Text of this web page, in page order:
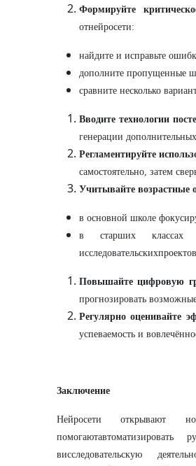
Формируйте
отнейросети:
найдите и исправьте
дополните пропущенные
сравните несколько
Вводите технологии
генерации
Регламентируйте
самостоятельно, затем
Учитывайте возрастные
в основной школе
в старших классах
Повышайте цифровую
прогнозировать
Регулярно оценивайте
успеваемость и
Заключение
Нейросети открывают
висследовательскую